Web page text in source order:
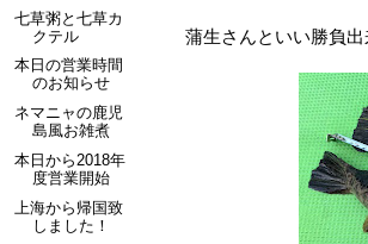
蒲生さんといい勝負
七草粥と七草カ
クテル
本日の営業時間
のお知らせ
ネマニャの鹿児
島風お雑煮
本日から2018年
度営業開始
上海から帰国致
しました！